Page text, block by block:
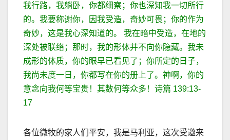
我行路，我躺卧，你都细察；你也深知我一切所行
的。 我要称谢你，因我受造，奇妙可畏；你的作为
奇妙，这是我心深知道的。
我在暗中受造，在地的
深处被联络；那时，我的形体并不向你隐藏。 我未
成形的体质，你的眼早已看见了；你所定的日子，
我尚未度一日，你都写在你的册上了。 神啊，你的
意念向我何等宝贵！其数何等众多！诗篇 139:13-
17
各位微牧的家人们平安，我是马利亚，这次受邀来